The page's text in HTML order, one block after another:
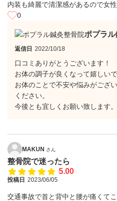
内装も綺麗で清潔感があるので女
0
ポプラ
返信日 2022/10/18
口コミありがとうございます！
お体の調子が良くなって嬉しいで
お体のことで不安や悩みがござ
ください。
今後とも宜しくお願い致します。
MAKUN さん
整骨院で迷ったら
5.00
投稿日 2023/06/05
交通事故で首と背中と腰が痛くて